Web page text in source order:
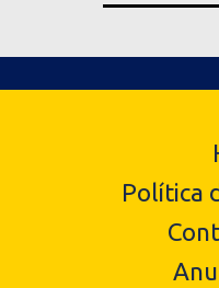
Política